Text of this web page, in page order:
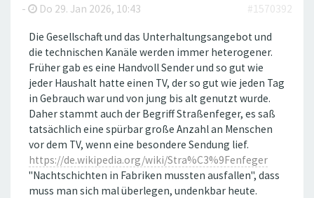
-
Do 29. Jan 2026, 10:43 #1570392
Die Gesellschaft und das Unterhaltungsangebot und
die technischen Kanäle werden immer heterogener.
Früher gab es eine Handvoll Sender und so gut wie
jeder Haushalt hatte einen TV, der so gut wie jeden Tag
in Gebrauch war und von jung bis alt genutzt wurde.
Daher stammt auch der Begriff Straßenfeger, es saß
tatsächlich eine spürbar große Anzahl an Menschen
vor dem TV, wenn eine besondere Sendung lief.
https://de.wikipedia.org/wiki/Stra%C3%9Fenfeger
"Nachtschichten in Fabriken mussten ausfallen", dass
muss man sich mal überlegen, undenkbar heute.